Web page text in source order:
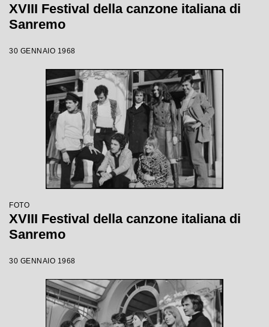
XVIII Festival della canzone italiana di
Sanremo
30 GENNAIO 1968
FOTO
XVIII Festival della canzone italiana di
Sanremo
30 GENNAIO 1968